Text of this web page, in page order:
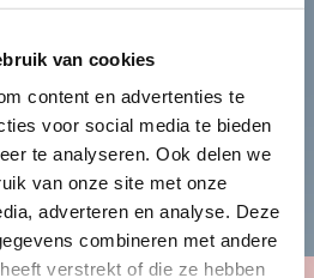
van cookies
content en advertenties te
voor social media te bieden
te analyseren. Ook delen we
van onze site met onze
adverteren en analyse. Deze
combineren met andere
verstrekt of die ze hebben